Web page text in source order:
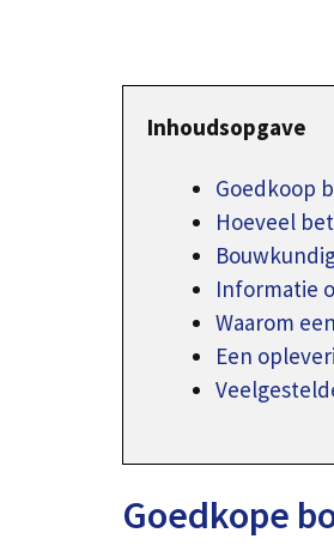
Inhoudsopgave
Goedkoop
Hoeveel
Informatie
Waarom
Een
Goedkope